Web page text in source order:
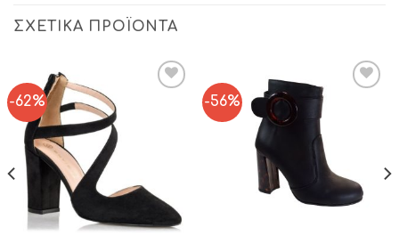
ΣΧΕΤΙΚΆ ΠΡΟΪΌΝΤΑ
-62% -56%